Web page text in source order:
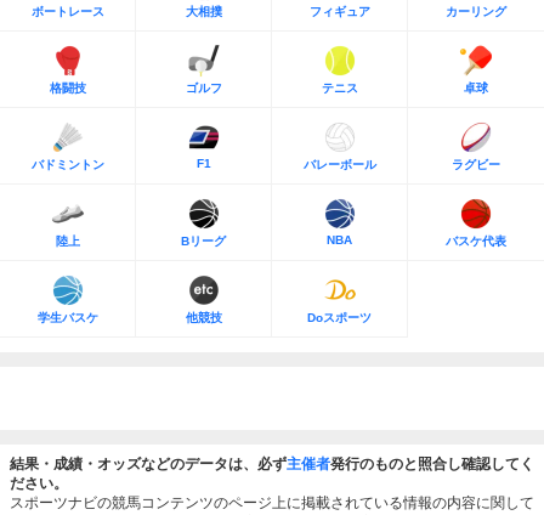
ボートレース 大相撲 フィギュア カーリング
格闘技 ゴルフ テニス 卓球
バドミントン F1 バレーボール ラグビー
陸上 Bリーグ NBA バスケ代表
学生バスケ 他競技 Doスポーツ
結果・成績・オッズなどのデータは、必ず主催者発行のものと照合し確認してく
ださい。
スポーツナビの競馬コンテンツのページ上に掲載されている情報の内容に関して